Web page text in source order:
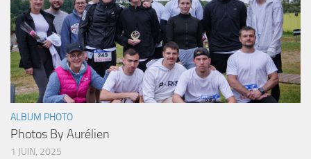
ALBUM PHOTO
Photos By Aurélien
1 JUIN, 2025